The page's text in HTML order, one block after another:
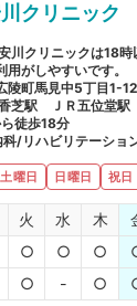
クリニック
川クリニックは18時
がしやすいです。
陵町馬見中5丁目1-12
芝駅 ＪＲ五位堂駅
徒歩18分
/リハビリテーショ
土曜日 日曜日 祝日
火 水 木
○ ○ ○
○ - ○